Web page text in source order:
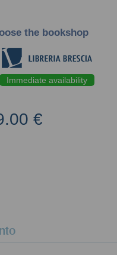
the bookshop
Immediate availability
€